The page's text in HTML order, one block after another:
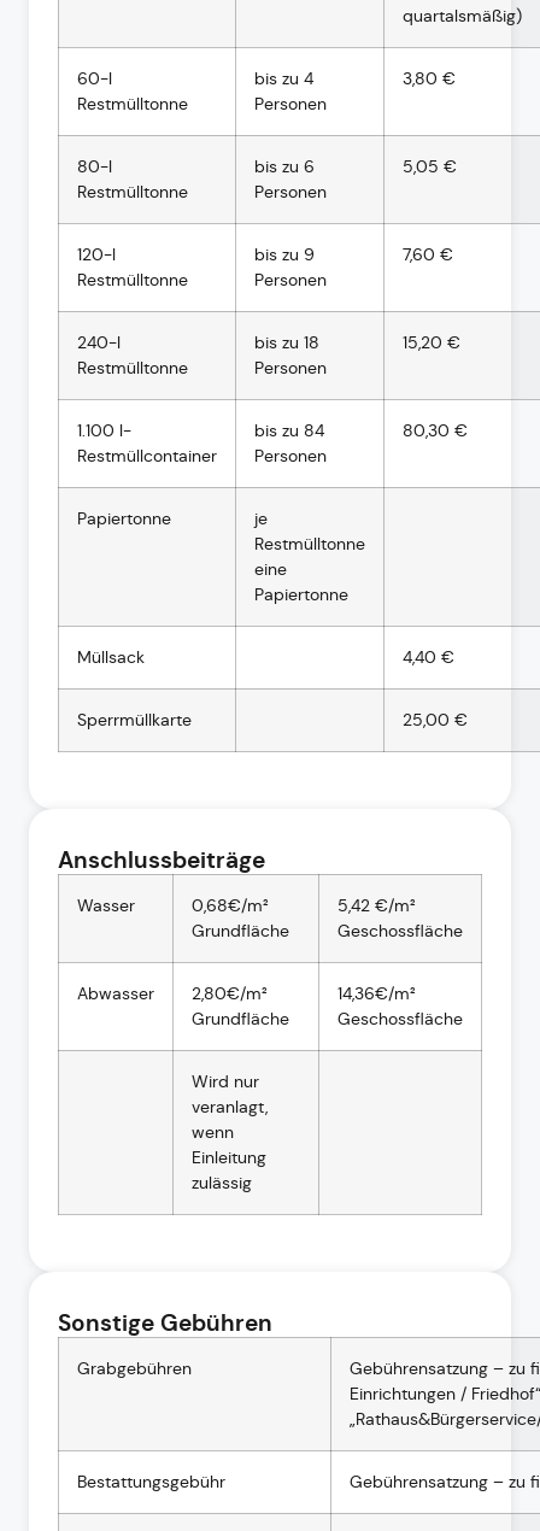
quartalsmäßig)
60-l
Restmülltonne
bis zu 4
Personen
3,80 €
80-l
Restmülltonne
bis zu 6
Personen
5,05 €
120-l
Restmülltonne
bis zu 9
Personen
7,60 €
240-l
Restmülltonne
bis zu 18
Personen
15,20 €
1.100 l-
Restmüllcontainer
bis zu 84
Personen
80,30 €
Papiertonne
je
Restmülltonne
eine
Papiertonne
Müllsack 4,40 €
Sperrmüllkarte 25,00 €
Anschlussbeiträge
Wasser
0,68€/m²
Grundfläche
5,42 €/m²
Geschossfläche
Abwasser
2,80€/m²
Grundfläche
14,36€/m²
Geschossfläche
Wird nur
veranlagt,
wenn
Einleitung
zulässig
Sonstige Gebühren
Grabgebühren
Gebührensatzung – zu
Einrichtungen /
Bestattungsgebühr Gebührensatzung – zu